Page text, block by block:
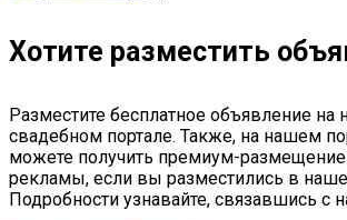
Хотите разместить
Разместите бесплатное объявление на
свадебном портале. Также, на нашем
можете получить премиум-
рекламы, если вы разместились в
Подробности узнавайте, связавшись с